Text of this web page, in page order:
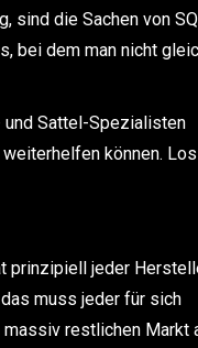
sind die Sachen von
bei dem man nicht
und Sattel-Spezialisten
können. Los
prinzipiell jeder
muss jeder für sich
restlichen Markt